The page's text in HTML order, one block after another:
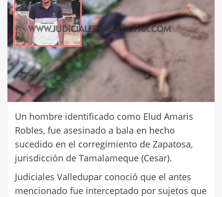
Un hombre identificado como Elud Amaris
Robles, fue asesinado a bala en hecho
sucedido en el corregimiento de Zapatosa,
jurisdicción de Tamalameque (Cesar).
Judiciales Valledupar conoció que el antes
mencionado fue interceptado por sujetos que